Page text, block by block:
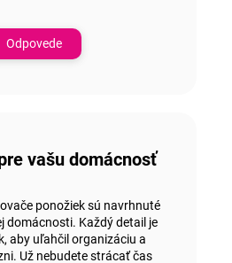
Odpovede
vašu domácnosť
ponožiek sú navrhnuté
domácnosti. Každý detail je
aby uľahčil organizáciu a
Už nebudete strácať čas